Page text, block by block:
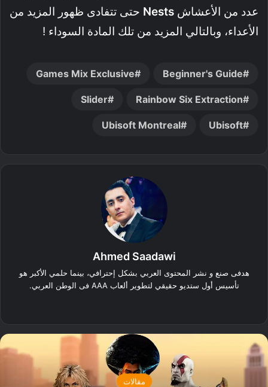
عدد من الأعشاش Nests حتى تتفادى ظهور المزيد من
الأعداء، وبالتالي المزيد من تلك المادة السوداء !
Beginner's Guide
Games Mix Exclusive
Rainbow Six Extraction
Slider
Ubisoft
Ubisoft Montreal
Ahmed Saadawi
هدفى صنع و نشر المحتوى العربي بشكل إحترافي، بينما حلمي الأكبر هو
تأسيس أول ستديو حقيقي لتطوير ألعاب AAA فى الوطن العربي.
مقالات